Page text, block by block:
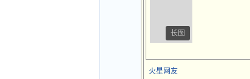
长图
火星网友